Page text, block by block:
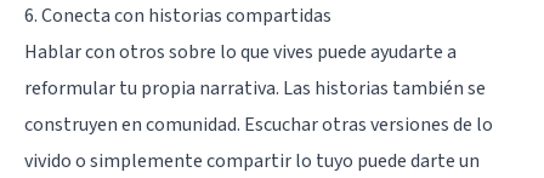
6. Conecta con historias compartidas
Hablar con otros sobre lo que vives puede ayudarte a
reformular tu propia narrativa. Las historias también se
construyen en comunidad. Escuchar otras versiones de lo
vivido o simplemente compartir lo tuyo puede darte un